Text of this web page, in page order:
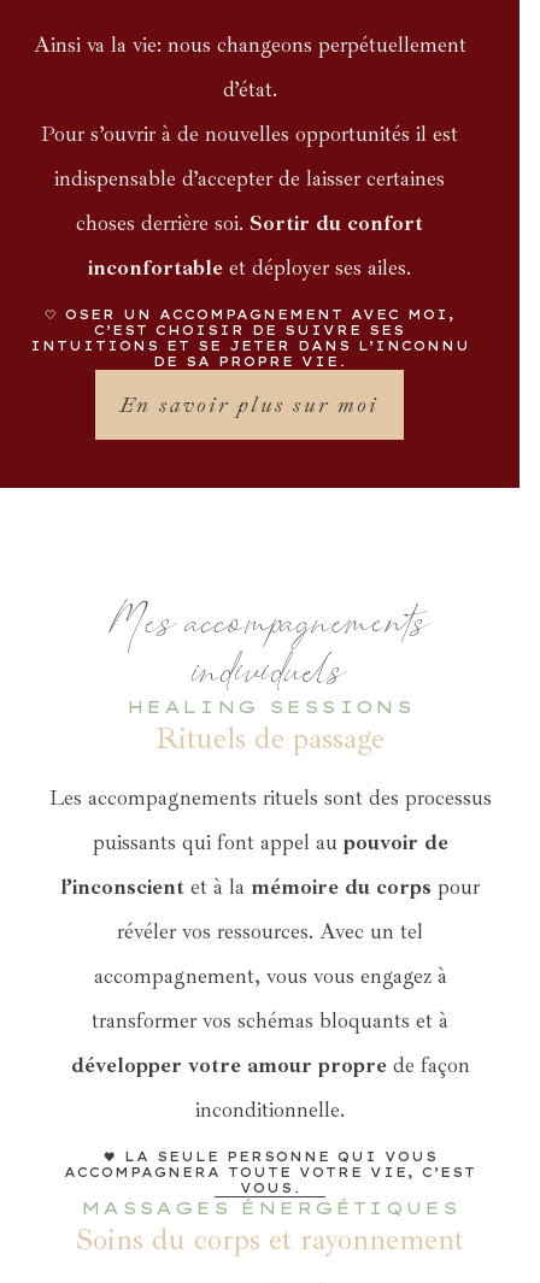
Ainsi va la vie: nous changeons perpétuellement
d’état.
Pour s’ouvrir à de nouvelles opportunités il est
indispensable d’accepter de laisser certaines
choses derrière soi. Sortir du confort
inconfortable et déployer ses ailes.
🤍 OSER UN ACCOMPAGNEMENT AVEC MOI,
C’EST CHOISIR DE SUIVRE SES
INTUITIONS ET SE JETER DANS L’INCONNU
DE SA PROPRE VIE.
En savoir plus sur moi
Mes accompagnements
individuels
HEALING SESSIONS
Rituels de passage
Les accompagnements rituels sont des processus
puissants qui font appel au pouvoir de
l’inconscient et à la mémoire du corps pour
révéler vos ressources. Avec un tel
accompagnement, vous vous engagez à
transformer vos schémas bloquants et à
développer votre amour proprede façon
inconditionnelle.
🖤 LA SEULE PERSONNE QUI VOUS
ACCOMPAGNERA TOUTE VOTRE VIE, C’EST
VOUS.
MASSAGES ÉNERGÉTIQUES
Soins du corps et rayonnement